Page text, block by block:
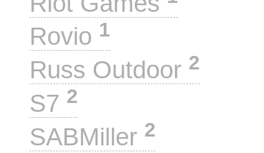
Rovio 1
Russ Outdoor 2
S7 2
SABMiller 2